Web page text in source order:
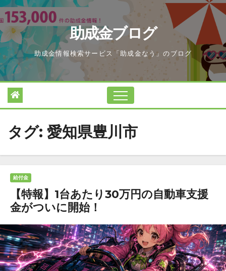
Skip
to
content
助成金ブログ
助成金情報検索サービス「助成金なう」のブログ
タグ: 愛知県豊川市
給付金
【特報】1台あたり30万円の自動車支援
金がついに開始！